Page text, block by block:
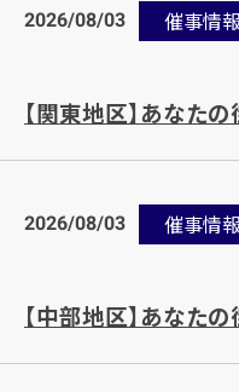
2026/08/03 催事情報
【関東地区】あなた
2026/08/03 催事情報
【中部地区】あなた